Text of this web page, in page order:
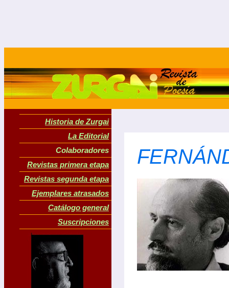
Historia de Zurgai
La Editorial
Colaboradores
Revistas primera etapa
Revistas segunda etapa
Ejemplares atrasados
Catálogo general
Suscripciones